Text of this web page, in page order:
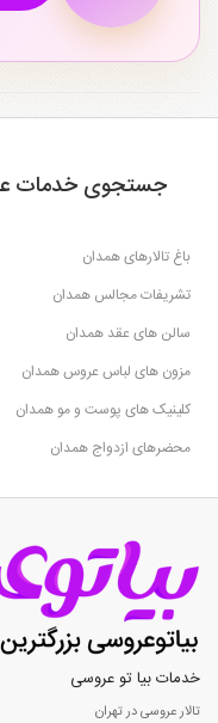
جستجوی خدمات
باغ تالارهای همدان
تشریفات مجالس همدان
سالن های عقد همدان
مزون های لباس عروس همدان
کلینیک های پوست و مو همدان
محضرهای ازدواج همدان
خدمات بیا تو عروسی
تالار عروسی در تهران